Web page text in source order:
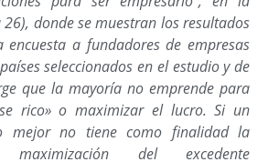
26), donde se muestran los resultados
encuesta a fundadores de empresas
seleccionados en el estudio y de
que la mayoría no emprende para
rico» o maximizar el lucro. Si un
mejor no tiene como finalidad la
maximización del excedente